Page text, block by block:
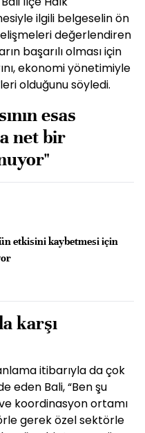
ilgili belgeselin ön
değerlendiren
başarılı olması için
ekonomi yönetimiyle
olduğunu söyledi.
esas
net bir
etkisini kaybetmesi için
karşı
itibarıyla da çok
eden Bali, “Ben şu
koordinasyon ortamı
gerek özel sektörle